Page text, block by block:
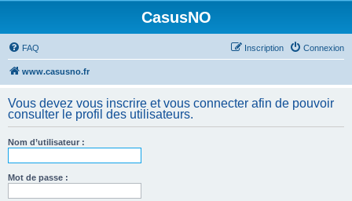
CasusNO
FAQ Connexion
Inscription
www.casusno.fr
Vous devez vous inscrire et vous connecter afin de pouvoir
consulter le profil des utilisateurs.
Nom d’utilisateur :
Mot de passe :